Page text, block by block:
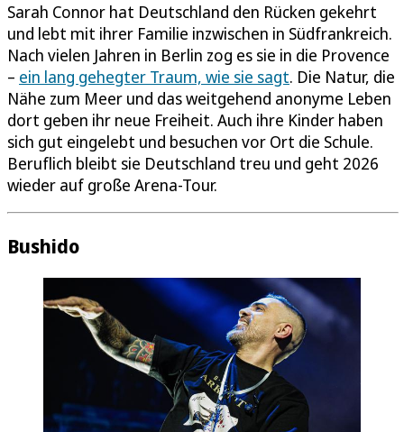
Sarah Connor hat Deutschland den Rücken gekehrt
und lebt mit ihrer Familie inzwischen in Südfrankreich.
Nach vielen Jahren in Berlin zog es sie in die Provence
– ein lang gehegter Traum, wie sie sagt. Die Natur, die
Nähe zum Meer und das weitgehend anonyme Leben
dort geben ihr neue Freiheit. Auch ihre Kinder haben
sich gut eingelebt und besuchen vor Ort die Schule.
Beruflich bleibt sie Deutschland treu und geht 2026
wieder auf große Arena-Tour.
Bushido